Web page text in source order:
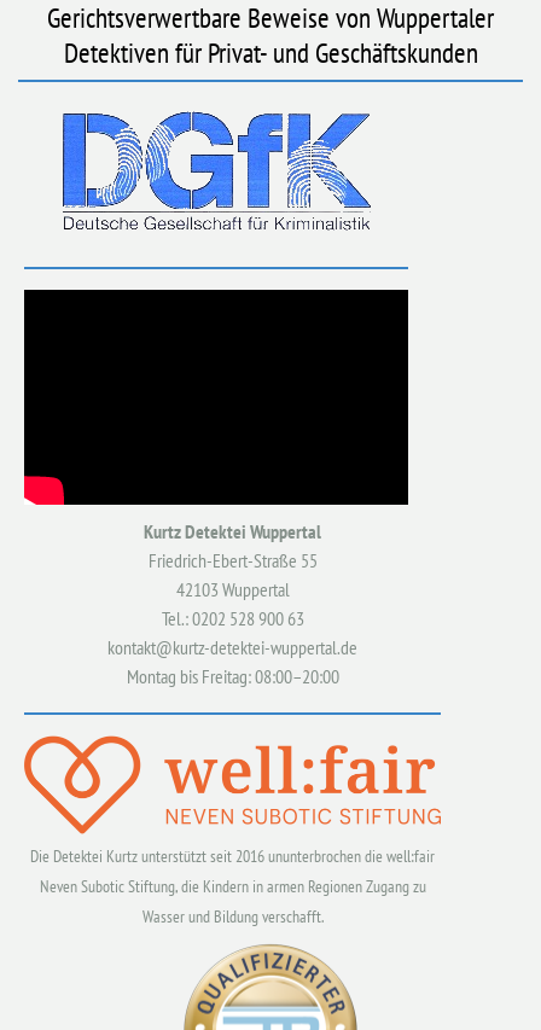
Gerichtsverwertbare Beweise von Wuppertaler
Detektiven für Privat- und Geschäftskunden
Kurtz Detektei Wuppertal
Friedrich-Ebert-Straße 55
42103 Wuppertal
Tel.: 0202 528 900 63
kontakt@kurtz-detektei-wuppertal.de
Montag bis Freitag: 08:00–20:00
Die Detektei Kurtz unterstützt seit 2016 ununterbrochen die well:fair
Neven Subotic Stiftung, die Kindern in armen Regionen Zugang zu
Wasser und Bildung verschafft.